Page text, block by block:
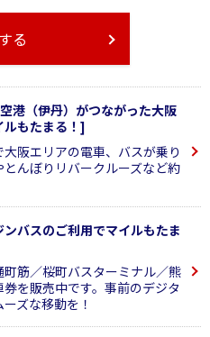
る
港（伊丹）がつながった大阪
ルもたまる！]
阪エリアの電車、バスが乗り
んぼりリバークルーズなど約
ンバスのご利用でマイルもたま
筋／桜町バスターミナル／熊
を販売中です。事前のデジタ
ズな移動を！